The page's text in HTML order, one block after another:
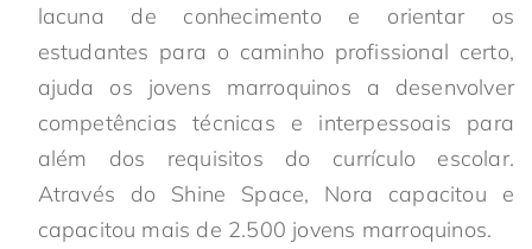
lacuna de conhecimento e orientar os
estudantes para o caminho profissional certo,
ajuda os jovens marroquinos a desenvolver
competências técnicas e interpessoais para
além dos requisitos do currículo escolar.
Através do Shine Space, Nora capacitou e
capacitou mais de 2.500 jovens marroquinos.